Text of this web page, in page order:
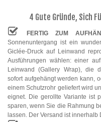
4 Gute Gründe, Sich
FERTIG ZUM
Sonnenuntergang ist ein
Giclée-Druck auf Leinwand
Ausführungen wählen: einer
Leinwand (Gallery Wrap), die
sofort aufgehängt werden kann,
einem Schutzrohr geliefert wird
eignet. Die gerollte Variante ist
sparen, wenn Sie die Rahmung
lassen. Der Versand ist